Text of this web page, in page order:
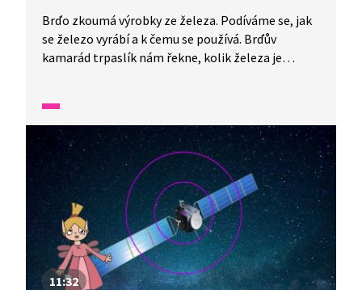
Brďo zkoumá výrobky ze železa. Podíváme se, jak
se železo vyrábí a k čemu se používá. Brďův
kamarád trpaslík nám řekne, kolik železa je
výrobky ze železa? Prozkoumejte to jako Brďo.
11:32